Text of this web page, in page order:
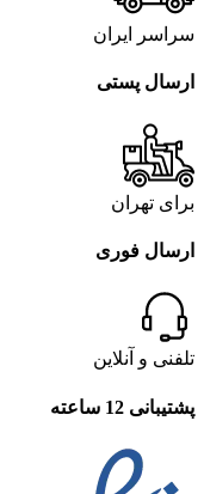
سراسر ایران
ارسال پستی
برای تهران
ارسال فوری
تلفنی و آنلاین
پشتیبانی 12 ساعته